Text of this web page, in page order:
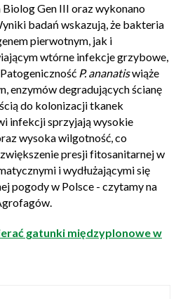
Gen III oraz wykonano
badań wskazują, że bakteria
pierwotnym, jak i
wtórne infekcje grzybowe,
P. ananatiswiąże
enzymów degradujących ścianę
do kolonizacji tkanek
infekcji sprzyjają wysokie
wysoka wilgotność, co
presji fitosanitarnej w
i wydłużającymi się
pogody w Polsce - czytamy na
gatunki międzyplonowe w